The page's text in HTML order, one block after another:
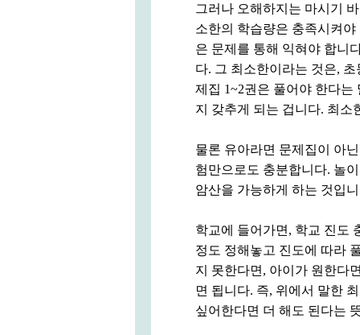
그러나 오해하지는 마시기
소한의 학습량은 충족시켜
은 문제를 통해 익혀야 합니
다. 그 최소한이라는 것은,
제집 1~2권은 풀어야 한다
지 갖추게 되는 겁니다. 최소
물론 유아라면 문제집이 아
험만으로도 충분합니다. 놀
암산을 가능하게 하는 것입
학교에 들어가면, 학교 진도
정도 정해놓고 진도에 따라
지 못한다면, 아이가 원한다
면 됩니다. 즉, 위에서 말한
싶어한다면 더 해도 된다는